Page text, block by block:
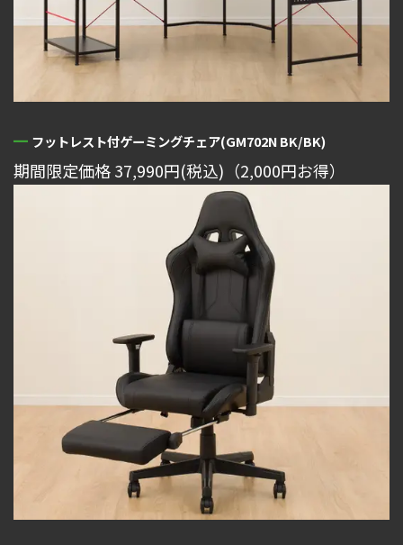
フットレスト付ゲーミングチェア(GM702N BK/BK)
期間限定価格 37,990円(税込)（2,000円お得）